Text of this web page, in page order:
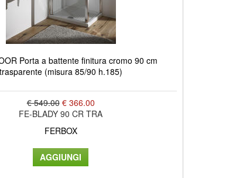
Porta a battente finitura cromo 90 cm
trasparente (misura 85/90 h.185)
€ 549.00 € 366.00
FE-BLADY 90 CR TRA
FERBOX